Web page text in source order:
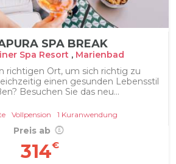
SPA BREAK
Spa Resort , Marienbad
richtigen Ort, um sich richtig zu
einen gesunden Lebensstil
Besuchen Sie das neu...
Vollpension 1 Kuranwendung
Preis ab
314€